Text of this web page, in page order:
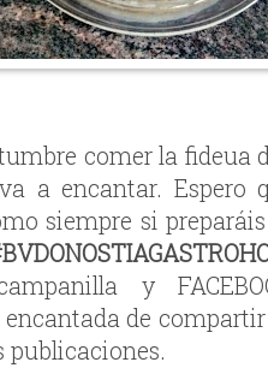
comer la fideua
a encantar. Espero
siempre si
y
de
publicaciones.